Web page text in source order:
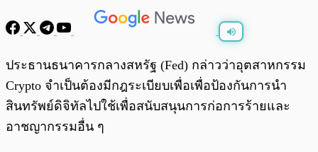
ประธานธนาคารกลางสหรัฐ (Fed) กล่าวว่าอุตสาหกรรม
Crypto จำเป็นต้องมีกฎระเบียบเพื่อเพื่อป้องกันการนำ
สินทรัพย์ดิจิทัลไปใช้เพื่อสนับสนุนการก่อการร้ายและ
อาชญากรรมอื่น ๆ